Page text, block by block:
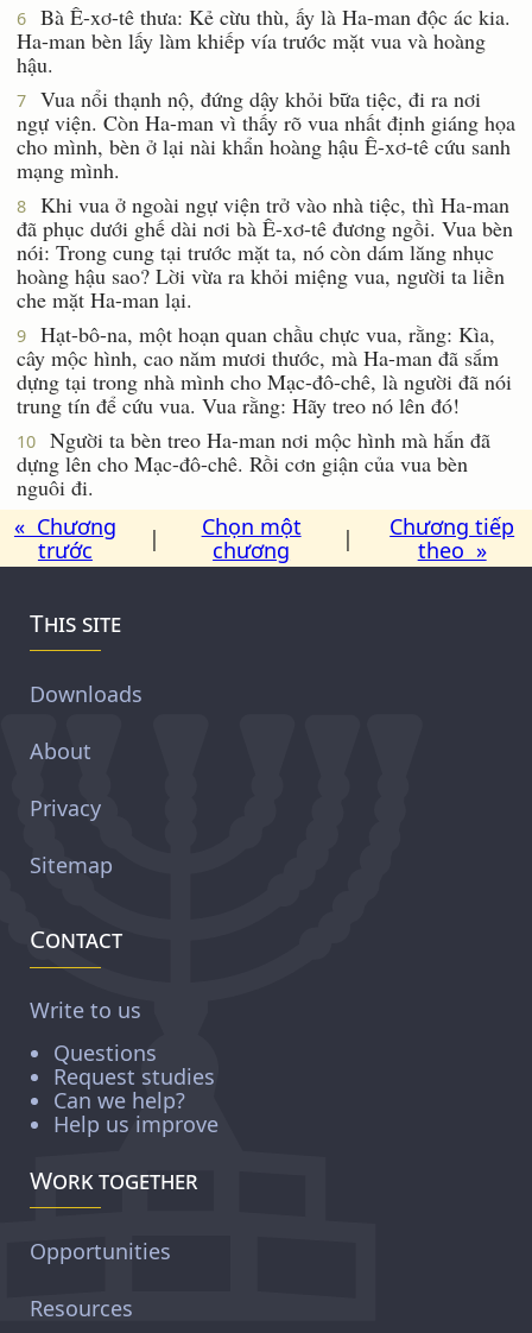
6
Bà Ê-xơ-tê thưa: Kẻ cừu thù, ấy là Ha-man độc ác kia.
Ha-man bèn lấy làm khiếp vía trước mặt vua và hoàng
hậu.
7
Vua nổi thạnh nộ, đứng dậy khỏi bữa tiệc, đi ra nơi
ngự viện. Còn Ha-man vì thấy rõ vua nhất định giáng họa
cho mình, bèn ở lại nài khẩn hoàng hậu Ê-xơ-tê cứu sanh
mạng mình.
8
Khi vua ở ngoài ngự viện trở vào nhà tiệc, thì Ha-man
đã phục dưới ghế dài nơi bà Ê-xơ-tê đương ngồi. Vua bèn
nói: Trong cung tại trước mặt ta, nó còn dám lăng nhục
hoàng hậu sao? Lời vừa ra khỏi miệng vua, người ta liền
che mặt Ha-man lại.
9
Hạt-bô-na, một hoạn quan chầu chực vua, rằng: Kìa,
cây mộc hình, cao năm mươi thước, mà Ha-man đã sắm
dựng tại trong nhà mình cho Mạc-đô-chê, là người đã nói
trung tín để cứu vua. Vua rằng: Hãy treo nó lên đó!
10
Người ta bèn treo Ha-man nơi mộc hình mà hắn đã
dựng lên cho Mạc-đô-chê. Rồi cơn giận của vua bèn
nguôi đi.
« Chương
trước
|
Chọn một
chương
|
Chương tiếp
theo »
This site
Downloads
About
Privacy
Sitemap
Contact
Write to us
Questions
Request studies
Can we help?
Help us improve
Work together
Opportunities
Resources